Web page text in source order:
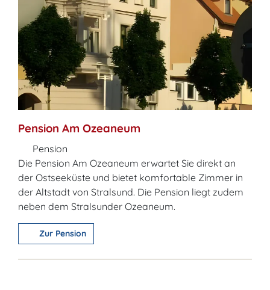
Pension Am Ozeaneum
Pension
Die Pension Am Ozeaneum erwartet Sie direkt an
der Ostseeküste und bietet komfortable Zimmer in
der Altstadt von Stralsund. Die Pension liegt zudem
neben dem Stralsunder Ozeaneum.
Zur Pension